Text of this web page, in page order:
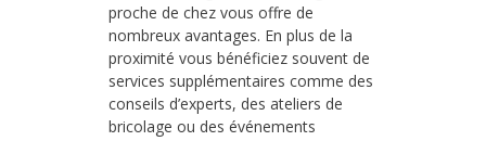
proche de chez vous offre de
nombreux avantages. En plus de la
proximité vous bénéficiez souvent de
services supplémentaires comme des
conseils d’experts, des ateliers de
bricolage ou des événements